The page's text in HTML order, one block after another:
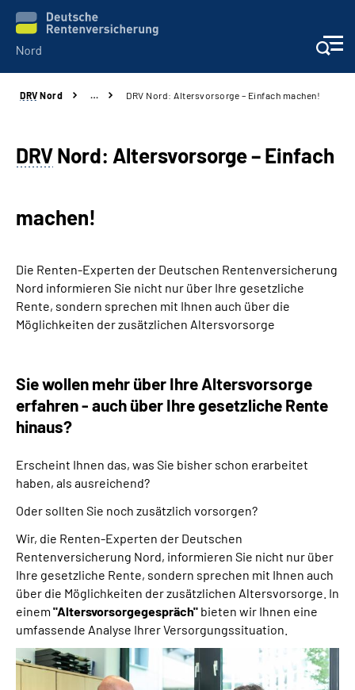
Aktuelles
Services
Karriere
Über uns
Inhalte in Gebärdensprache (DGS)
Mein Kundenportal
DRV Nord … DRV Nord: Altersvorsorge – Einfach machen!
DRVNord: Altersvorsorge – Einfach
machen!
Die Renten-Experten der Deutschen Rentenversicherung
Nord informieren Sie nicht nur über Ihre gesetzliche
Rente, sondern sprechen mit Ihnen auch über die
Möglichkeiten der zusätzlichen Altersvorsorge
Sie wollen mehr über Ihre Altersvorsorge
erfahren - auch über Ihre gesetzliche Rente
hinaus?
Erscheint Ihnen das, was Sie bisher schon erarbeitet
haben, als ausreichend?
Oder sollten Sie noch zusätzlich vorsorgen?
Wir, die Renten-Experten der Deutschen
Rentenversicherung Nord, informieren Sie nicht nur über
Ihre gesetzliche Rente, sondern sprechen mit Ihnen auch
über die Möglichkeiten der zusätzlichen Altersvorsorge. In
einem "Altersvorsorgegespräch" bieten wir Ihnen eine
umfassende Analyse Ihrer Versorgungssituation.